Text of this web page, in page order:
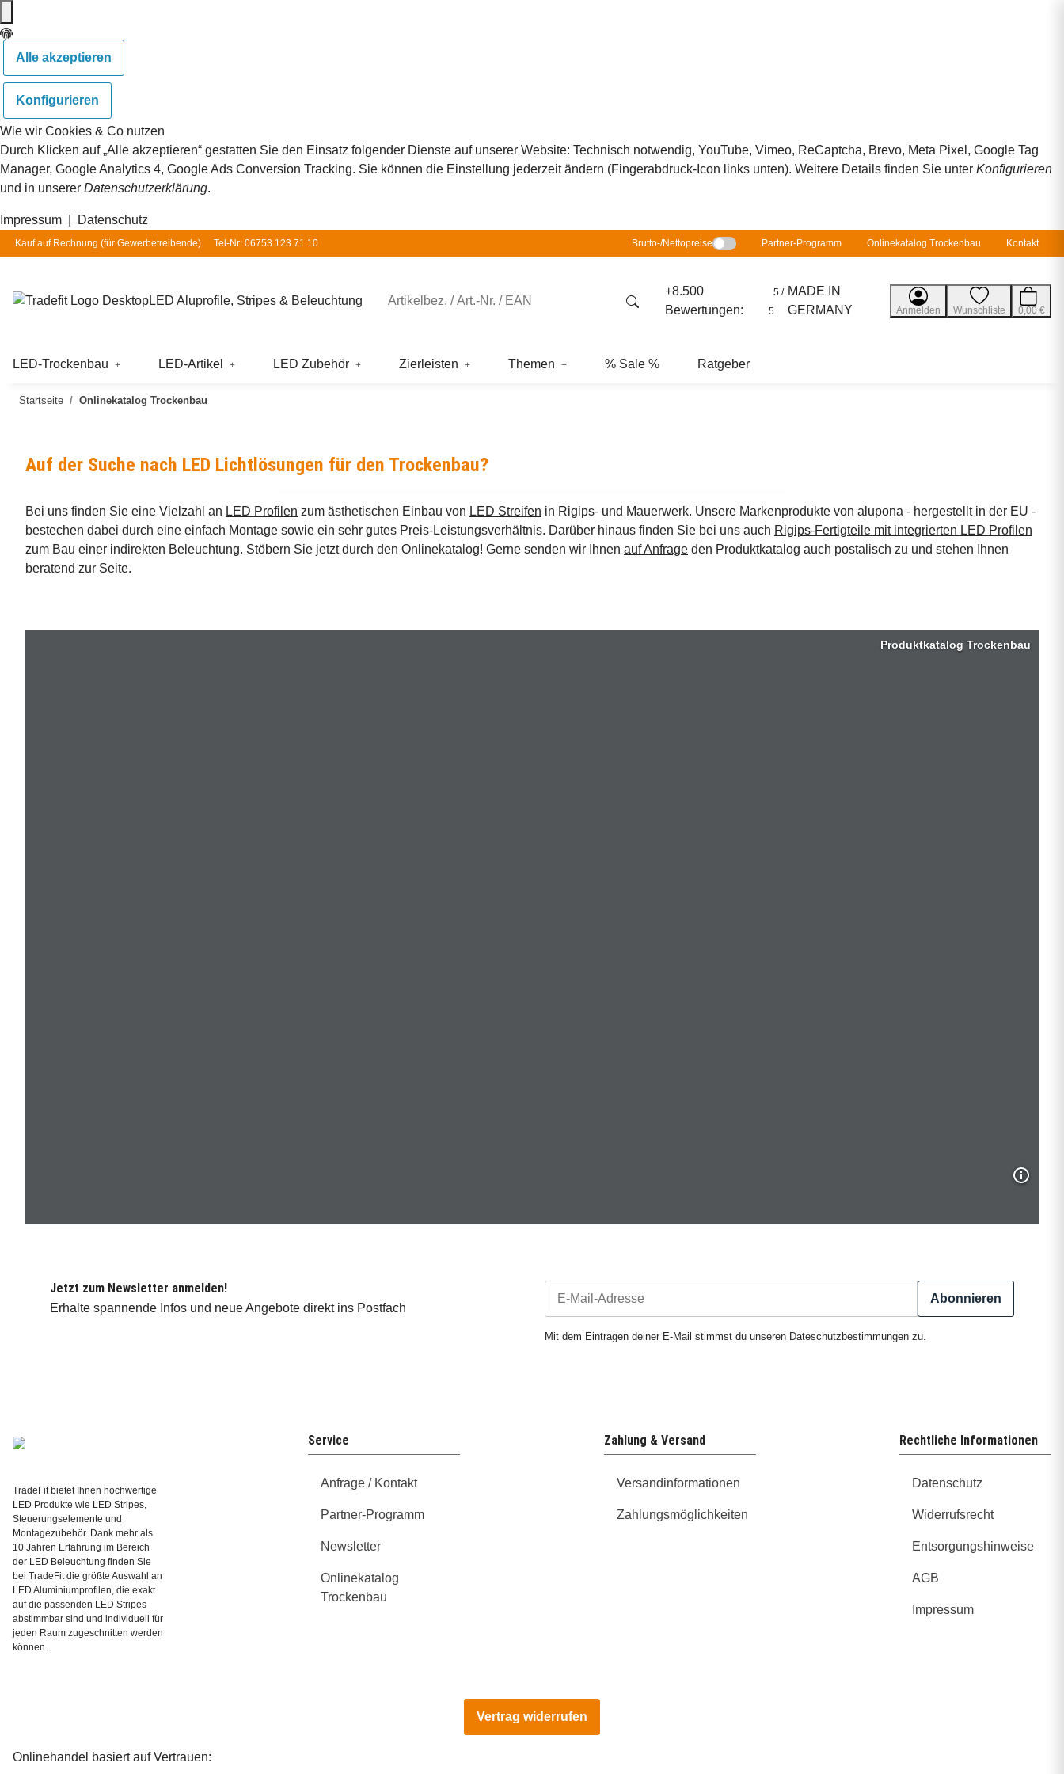
Alle akzeptieren
Konfigurieren
Wie wir Cookies & Co nutzen
Durch Klicken auf „Alle akzeptieren“ gestatten Sie den Einsatz folgender Dienste auf unserer Website: Technisch notwendig, YouTube, Vimeo, ReCaptcha, Brevo, Meta Pixel, Google Tag
Manager, Google Analytics 4, Google Ads Conversion Tracking. Sie können die Einstellung jederzeit ändern (Fingerabdruck-Icon links unten). Weitere Details finden Sie unter Konfigurieren
und in unserer Datenschutzerklärung.
Impressum Datenschutz
Kauf auf Rechnung (für Gewerbetreibende) Tel-Nr: 06753 123 71 10 Brutto-/Nettopreise Partner-Programm Onlinekatalog Trockenbau Kontakt
LED Aluprofile, Stripes & Beleuchtung
+8.500
Bewertungen:
5 /
5
MADE IN
GERMANY
Anmelden Wunschliste 0,00 €
LED-Trockenbau LED-Artikel LED Zubehör Zierleisten Themen % Sale % Ratgeber
Startseite Onlinekatalog Trockenbau
Auf der Suche nach LED Lichtlösungen für den Trockenbau?
Bei uns finden Sie eine Vielzahl an LED Profilen zum ästhetischen Einbau von LED Streifen in Rigips- und Mauerwerk. Unsere Markenprodukte von alupona - hergestellt in der EU -
bestechen dabei durch eine einfach Montage sowie ein sehr gutes Preis-Leistungsverhältnis. Darüber hinaus finden Sie bei uns auch Rigips-Fertigteile mit integrierten LED Profilen
zum Bau einer indirekten Beleuchtung. Stöbern Sie jetzt durch den Onlinekatalog! Gerne senden wir Ihnen auf Anfrage den Produktkatalog auch postalisch zu und stehen Ihnen
beratend zur Seite.
Jetzt zum Newsletter anmelden!
Erhalte spannende Infos und neue Angebote direkt ins Postfach
Abonnieren
Mit dem Eintragen deiner E-Mail stimmst du unseren Dateschutzbestimmungen zu.
TradeFit bietet Ihnen hochwertige
LED Produkte wie LED Stripes,
Steuerungselemente und
Montagezubehör. Dank mehr als
10 Jahren Erfahrung im Bereich
der LED Beleuchtung finden Sie
bei TradeFit die größte Auswahl an
LED Aluminiumprofilen, die exakt
auf die passenden LED Stripes
abstimmbar sind und individuell für
jeden Raum zugeschnitten werden
können.
Service
Anfrage / Kontakt
Partner-Programm
Newsletter
Onlinekatalog
Trockenbau
Zahlung & Versand
Versandinformationen
Zahlungsmöglichkeiten
Rechtliche Informationen
Datenschutz
Widerrufsrecht
Entsorgungshinweise
AGB
Impressum
Vertrag widerrufen
Onlinehandel basiert auf Vertrauen: